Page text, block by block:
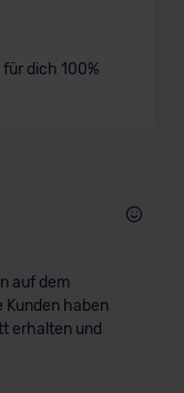
dich 100%
auf dem
Kunden haben
erhalten und